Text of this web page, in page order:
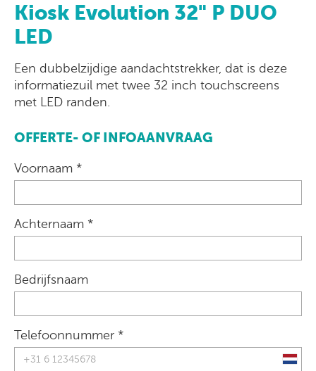
Kiosk Evolution 32" P DUO
LED
Een dubbelzijdige aandachtstrekker, dat is deze
informatiezuil met twee 32 inch touchscreens
met LED randen.
OFFERTE- OF INFOAANVRAAG
Voornaam *
Achternaam *
Bedrijfsnaam
Telefoonnummer *